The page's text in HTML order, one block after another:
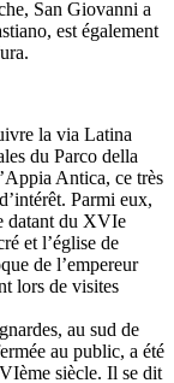
San Giovanni a
est également
la via Latina
du Parco della
Antica, ce très
Parmi eux,
datant du XVIe
et l’église de
de l’empereur
lors de visites
au sud de
au public, a été
siècle. Il se dit